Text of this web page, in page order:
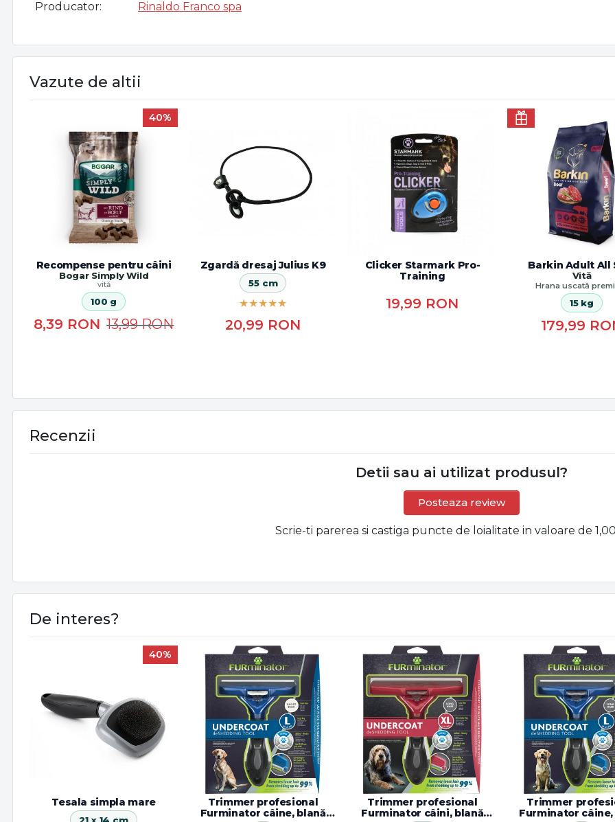
Producator Rinaldo Franco spa
Vazute de altii
40%
Recompense pentru câini
Bogar Simply Wild
vită
100 g
8,39 RON 13,99RON
Zgardă dresaj Julius K9
55 cm
20,99 RON
Clicker Starmark Pro-
Training
19,99 RON
Barkin Adult All
Vită
Hrana uscată
15 kg
179,99
Recenzii
Detii sau ai utilizat produsul?
Posteaza review
Scrie-ti parerea si castiga puncte de loialitate in valoare de
De interes?
40%
Tesala simpla mare
Trimmer profesional
Furminator câine, blană
Trimmer profesional
Furminator câini, blană
Trimmer
Furminator câine,